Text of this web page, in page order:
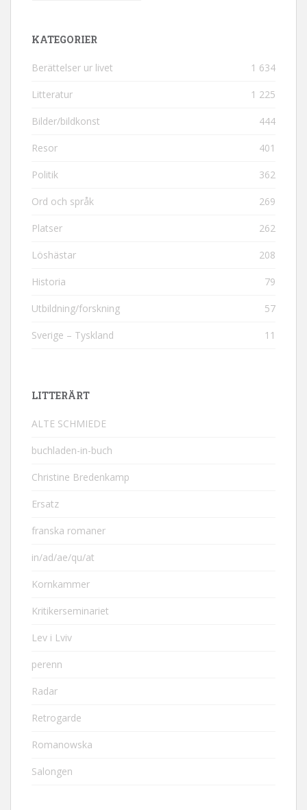
KATEGORIER
Berättelser ur livet 1 634
Litteratur 1 225
Bilder/bildkonst 444
Resor 401
Politik 362
Ord och språk 269
Platser 262
Löshästar 208
Historia 79
Utbildning/forskning 57
Sverige – Tyskland 11
LITTERÄRT
ALTE SCHMIEDE
buchladen-in-buch
Christine Bredenkamp
Ersatz
franska romaner
in/ad/ae/qu/at
Kornkammer
Kritikerseminariet
Lev i Lviv
perenn
Radar
Retrogarde
Romanowska
Salongen